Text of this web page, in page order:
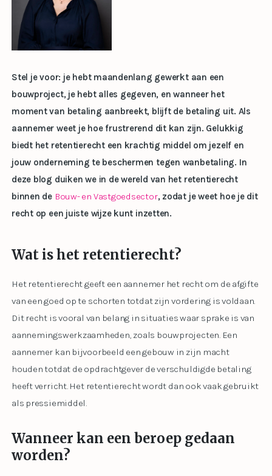
Stel je voor: je hebt maandenlang gewerkt aan een
bouwproject, je hebt alles gegeven, en wanneer het
moment van betaling aanbreekt, blijft de betaling uit. Als
aannemer weet je hoe frustrerend dit kan zijn. Gelukkig
biedt het retentierecht een krachtig middel om jezelf en
jouw onderneming te beschermen tegen wanbetaling. In
deze blog duiken we in de wereld van het retentierecht
binnen de Bouw- en Vastgoedsector, zodat je weet hoe je dit
recht op een juiste wijze kunt inzetten.
Wat is het retentierecht?
Het retentierecht geeft een aannemer het recht om de afgifte
van een goed op te schorten totdat zijn vordering is voldaan.
Dit recht is vooral van belang in situaties waar sprake is van
aannemingswerkzaamheden, zoals bouwprojecten. Een
aannemer kan bijvoorbeeld een gebouw in zijn macht
houden totdat de opdrachtgever de verschuldigde betaling
heeft verricht. Het retentierecht wordt dan ook vaak gebruikt
als pressiemiddel.
Wanneer kan een beroep gedaan
worden?